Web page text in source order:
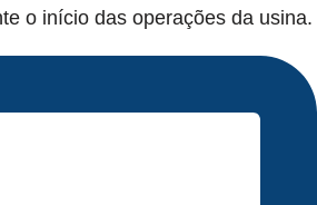
o início das operações da usina.